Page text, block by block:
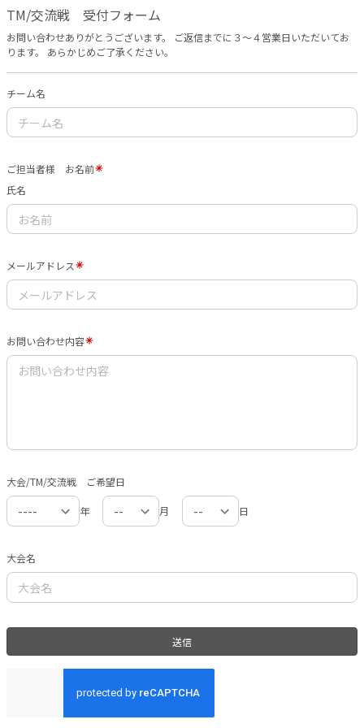
TM/交流戦 受付フォーム
お問い合わせありがとうございます。 ご返信までに３〜４営業日いただいてお
ります。 あらかじめご了承ください。
チーム名
ご担当者様 お名前
氏名
メールアドレス
お問い合わせ内容
大会/TM/交流戦 ご希望日
年 月 日
大会名
送信